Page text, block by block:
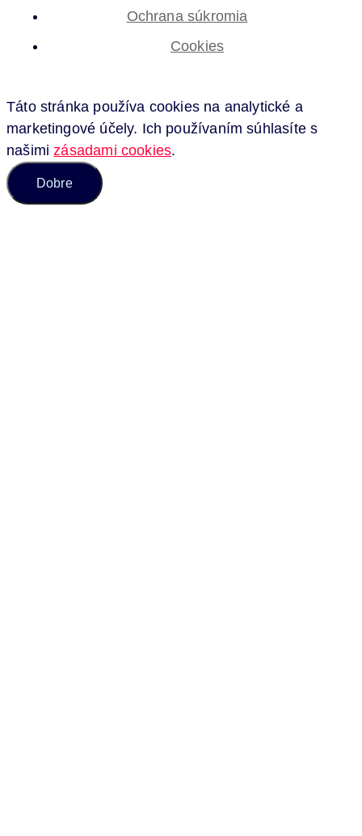
Ochrana súkromia
Cookies
Táto stránka používa cookies na analytické a
marketingové účely. Ich používaním súhlasíte s
našimizásadami cookies.
Dobre